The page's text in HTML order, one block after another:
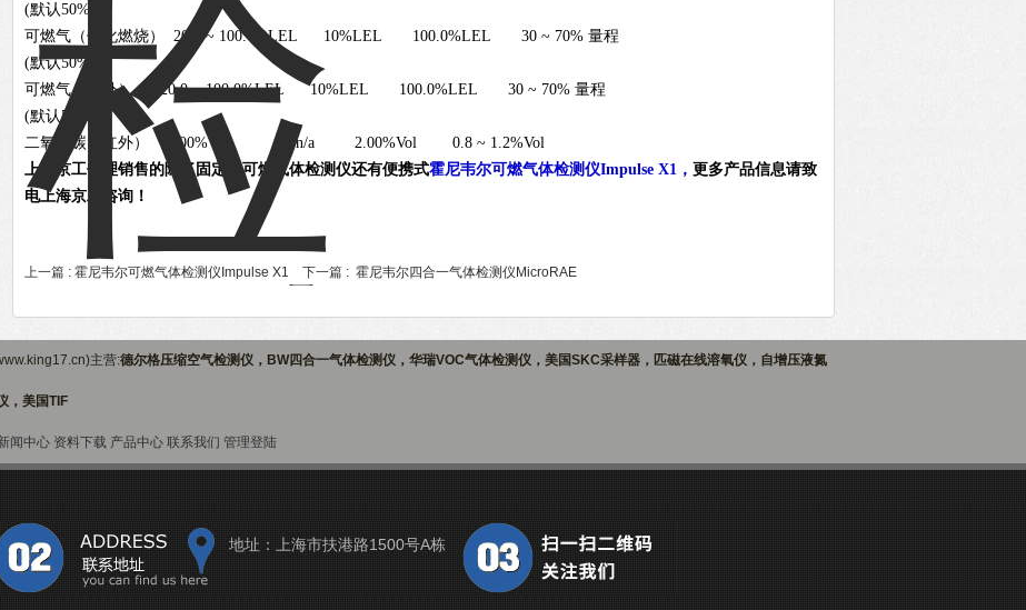
(默认50%)
可燃气（催化燃烧） 20,0 ~ 100.0%LEL 10%LEL 100.0%LEL 30 ~ 70% 量程
(默认50%)
可燃气（红外） 20,0 ~ 100.0%LEL 10%LEL 100.0%LEL 30 ~ 70% 量程
(默认50%)
二氧化碳（红外） 2.00%Vol n/a 2.00%Vol 0.8 ~ 1.2%Vol
上海京工代理销售的除了固定式可燃气体检测仪还有便携式霍尼韦尔可燃气体检测仪Impulse X1 ， 更多产品信息请致
电上海京工咨询！
上一篇 : 霍尼韦尔可燃气体检测仪Impulse X1 下一篇 : 霍尼韦尔四合一气体检测仪MicroRAE
主营:德尔格压缩空气检测仪，BW四合一气体检测仪，华瑞VOC气体检测仪，美国SKC采样器，匹磁在线溶氧仪，自增压液氮
，美国TIF
闻中心 资料下载 产品中心 联系我们 管理登陆
地址：上海市扶港路1500号A栋